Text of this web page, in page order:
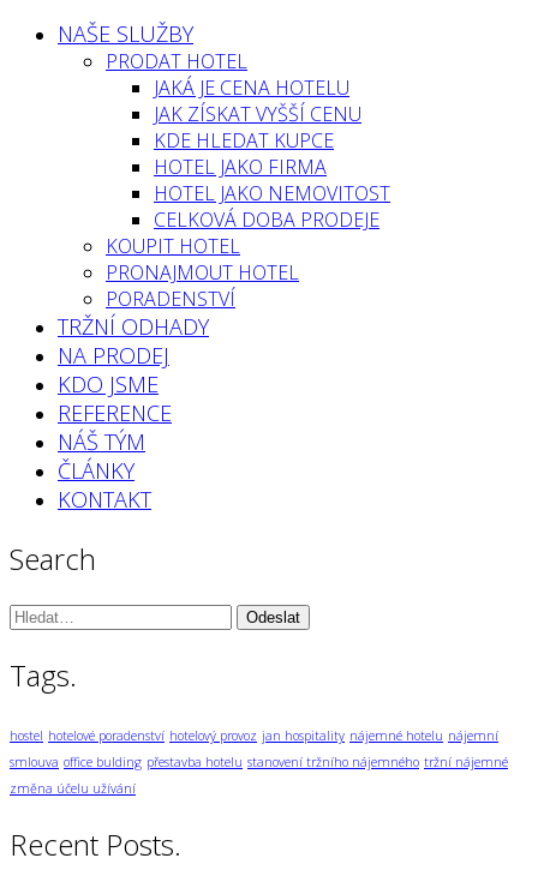
NAŠE SLUŽBY
PRODAT HOTEL
JAKÁ JE CENA HOTELU
JAK ZÍSKAT VYŠŠÍ CENU
KDE HLEDAT KUPCE
HOTEL JAKO FIRMA
HOTEL JAKO NEMOVITOST
CELKOVÁ DOBA PRODEJE
KOUPIT HOTEL
PRONAJMOUT HOTEL
PORADENSTVÍ
TRŽNÍ ODHADY
NA PRODEJ
KDO JSME
REFERENCE
NÁŠ TÝM
ČLÁNKY
KONTAKT
Search
Vyhledávání:
Tags.
hostel hotelové poradenství hotelový provoz jan hospitality nájemné hotelu nájemní
smlouva office bulding přestavba hotelu stanovení tržního nájemného tržní nájemné
změna účelu užívání
Recent Posts.